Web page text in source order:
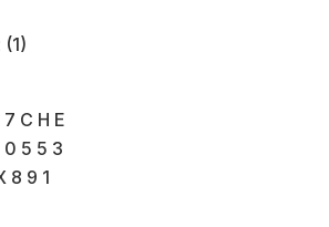
C H E
5 5 3
8 9 1